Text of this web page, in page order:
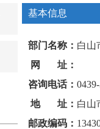
基本信息
部门名称： 白山
网 址：
咨询电话：
地 址： 白山
邮政编码：